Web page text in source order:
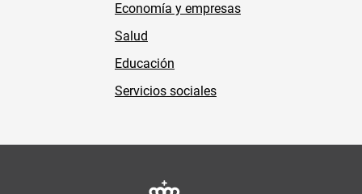
Economía y empresas
Salud
Educación
Servicios sociales